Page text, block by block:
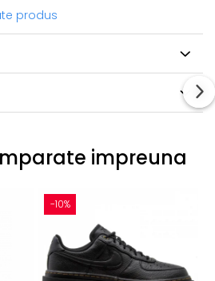
produs
impreuna
-10%